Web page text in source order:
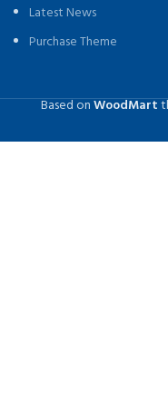
Latest News
Purchase Theme
Based onWoodMart